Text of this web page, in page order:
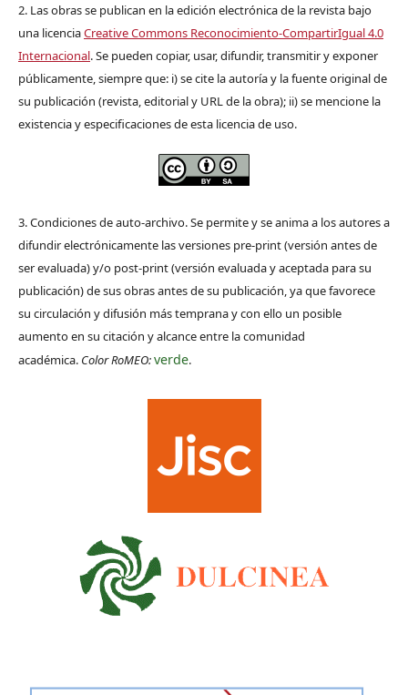
2. Las obras se publican en la edición electrónica de la revista bajo
una licenciaCreative Commons Reconocimiento-CompartirIgual 4.0
Internacional. Se pueden copiar, usar, difundir, transmitir y exponer
públicamente, siempre que: i) se cite la autoría y la fuente original de
su publicación (revista, editorial y URL de la obra); ii) se mencione la
existencia y especificaciones de esta licencia de uso.
3. Condiciones de auto-archivo. Se permite y se anima a los autores a
difundir electrónicamente las versiones pre-print (versión antes de
ser evaluada) y/o post-print (versión evaluada y aceptada para su
publicación) de sus obras antes de su publicación, ya que favorece
su circulación y difusión más temprana y con ello un posible
aumento en su citación y alcance entre la comunidad
académica. Color RoMEO:verde.